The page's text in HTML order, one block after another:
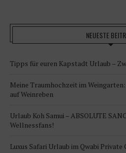
NEUESTE
Tipps für euren Kapstadt Urlaub –
Meine Traumhochzeit im
auf Weinreben
Urlaub Koh Samui – ABSOLUTE
Wellnessfans!
Luxus Safari Urlaub im Qwabi Private